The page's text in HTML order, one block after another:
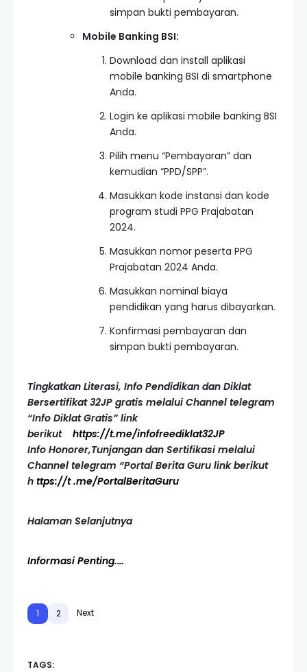
simpan bukti pembayaran.
Mobile Banking BSI:
Download dan install aplikasi
mobile banking BSI di smartphone
Anda.
Login ke aplikasi mobile banking BSI
Anda.
Pilih menu “Pembayaran” dan
kemudian “PPD/SPP”.
Masukkan kode instansi dan kode
program studi PPG Prajabatan
2024.
Masukkan nomor peserta PPG
Prajabatan 2024 Anda.
Masukkan nominal biaya
pendidikan yang harus dibayarkan.
Konfirmasi pembayaran dan
simpan bukti pembayaran.
Tingkatkan Literasi, Info Pendidikan dan Diklat
Bersertifikat 32JP gratis melalui Channel telegram
“Info Diklat Gratis” link
berikut https://t.me/infofreediklat32JP
Info Honorer,Tunjangan dan Sertifikasi melalui
Channel telegram “Portal Berita Guru link berikut
h ttps://t .me/PortalBeritaGuru
Halaman Selanjutnya
Informasi Penting.…
1 2 Next
TAGS: